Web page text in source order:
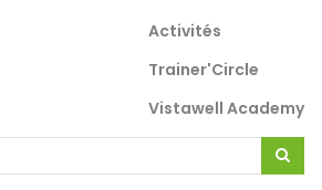
Activités
Trainer'Circle
Vistawell Academy